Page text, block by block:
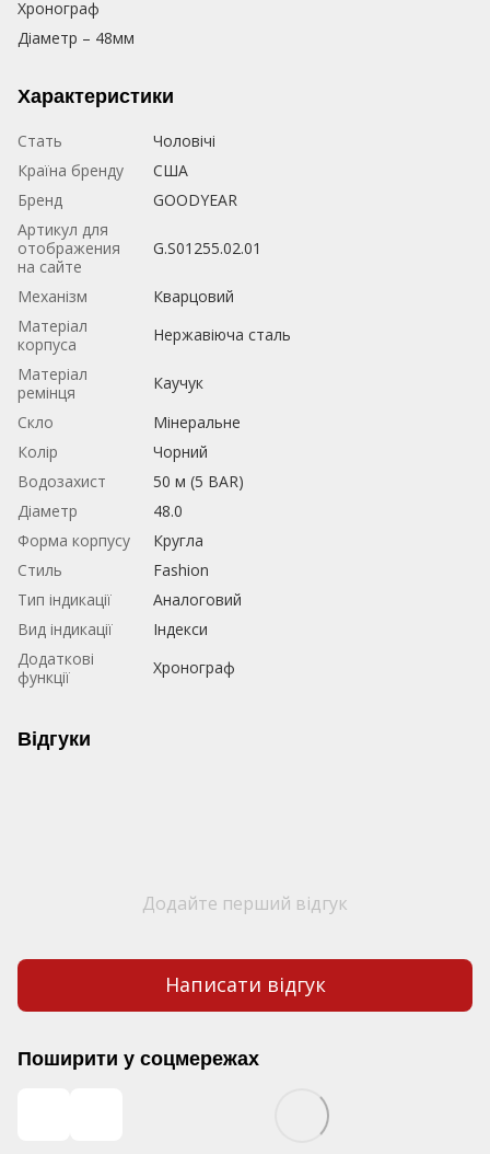
Хронограф
Діаметр – 48мм
Характеристики
Стать
Чоловічі
Країна бренду
США
Бренд
GOODYEAR
Артикул для
отображения
на сайте
G.S01255.02.01
Механізм
Кварцовий
Матеріал
корпуса
Нержавіюча сталь
Матеріал
ремінця
Каучук
Скло
Мінеральне
Колір
Чорний
Водозахист
50 м (5 BAR)
Діаметр
48.0
Форма корпусу
Кругла
Стиль
Fashion
Тип індикації
Аналоговий
Вид індикації
Індекси
Додаткові
функції
Хронограф
Відгуки
Додайте перший відгук
Написати відгук
Поширити у соцмережах